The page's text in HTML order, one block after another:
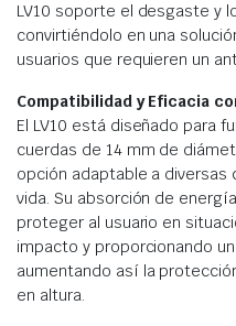
LV10 soporte el desgaste y
convirtiéndolo en una
usuarios que requieren un
Compatibilidad y Eficacia
El LV10 está diseñado para
cuerdas de 14 mm de
opción adaptable a
vida. Su absorción de
proteger al usuario en
impacto y proporcionando
aumentando así la
en altura.